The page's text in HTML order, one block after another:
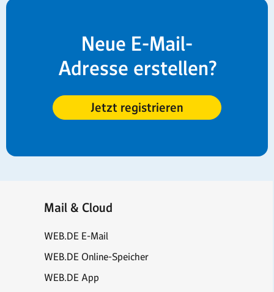
Neue E-Mail-
Adresse erstellen?
Jetzt registrieren
Mail & Cloud
WEB.DE E-Mail
WEB.DE Online-Speicher
WEB.DE App